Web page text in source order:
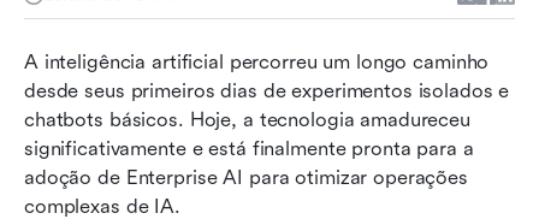
A inteligência artificial percorreu um longo caminho
desde seus primeiros dias de experimentos isolados e
chatbots básicos. Hoje, a tecnologia amadureceu
significativamente e está finalmente pronta para a
adoção de Enterprise AI para otimizar operações
complexas de IA.
resumo
Top 10 soluções de Enterprise em IA
Como selecionamos e avaliamos softwares em
nossas análises